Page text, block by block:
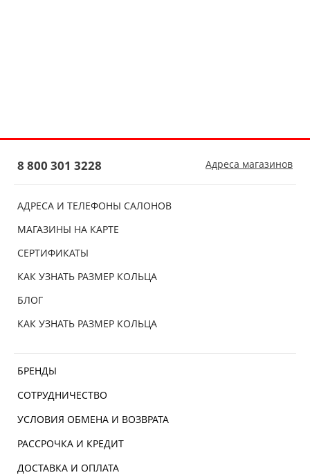
АДРЕСА И ТЕЛЕФОНЫ САЛОНОВ
МАГАЗИНЫ НА КАРТЕ
СЕРТИФИКАТЫ
КАК УЗНАТЬ РАЗМЕР КОЛЬЦА
БЛОГ
КАК УЗНАТЬ РАЗМЕР КОЛЬЦА
БРЕНДЫ
СОТРУДНИЧЕСТВО
УСЛОВИЯ ОБМЕНА И ВОЗВРАТА
РАССРОЧКА И КРЕДИТ
ДОСТАВКА И ОПЛАТА
8 800 301 3228 Адреса магазинов